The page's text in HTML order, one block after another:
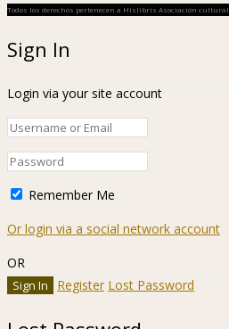
Todos los derechos pertenecen a Hislibris Asociación cultural
Sign In
Login via your site account
Remember Me
Or login via a social network account
OR
Register Lost Password